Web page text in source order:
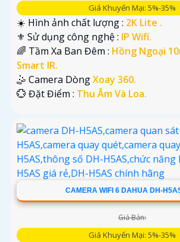
Giá Khuyến Mại: 5%-35%
☀️ Hình ảnh chất lượng : 2K Lite .
⚜️ Sử dụng công nghệ : IP Wifi.
🌈 Tầm Xa Ban Đêm : Hồng Ngoại
Smart IR.
🤹 Camera DòngXoay 360.
️💮 Đặt Điểm : Thu Âm Và Loa.
CAMERA WIFI 6 DAHUA DH-
Giá Bán:
Giá Khuyến Mại: 5%-35%